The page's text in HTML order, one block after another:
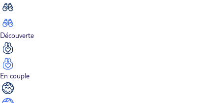
Découverte
En couple